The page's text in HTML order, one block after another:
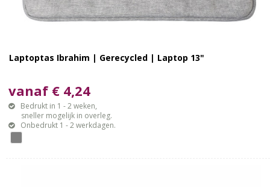
Laptoptas Ibrahim | Gerecycled | Laptop 13"
vanaf € 4,24
Bedrukt in 1 - 2 weken,
sneller mogelijk in overleg.
Onbedrukt 1 - 2 werkdagen.